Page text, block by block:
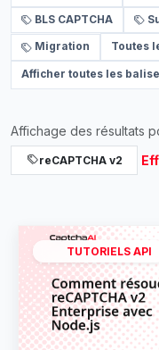
BLS CAPTCHA
Migration Toutes
Afficher toutes les
Affichage des résultats
reCAPTCHA v2
TUTORIELS API